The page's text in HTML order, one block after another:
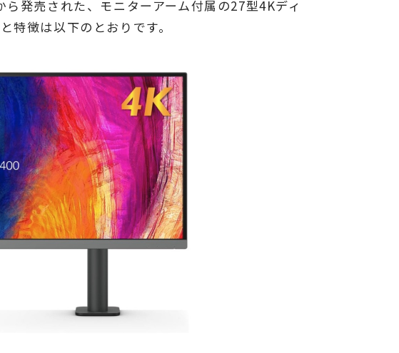
発売された、モニターアーム付属の27型4Kディ
特徴は以下のとおりです。